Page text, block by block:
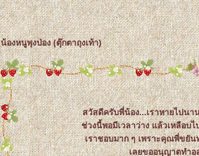
น้องหนูพุงป่อง (ตุ๊กตาถุงเท้า)
สวัสดีครับพี่น้อง...เราหายไปนา
ช่วงนี้พอมีเวลาว่าง แล้วเหลือบ
เราชอบมาก ๆ เพราะคุณพี่ขยั
เลยขออนุญาตทำอ